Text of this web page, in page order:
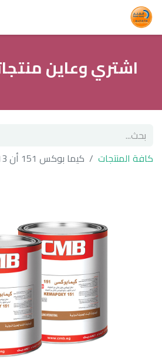
اشتري وعاين
كافة المنتجات كيما بوكس 151 أن 13